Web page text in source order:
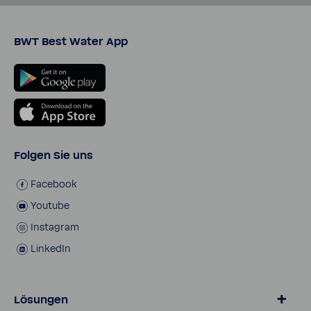
BWT Best Water App
Folgen Sie uns
Face­book
Youtube
Insta­gram
LinkedIn
Lösungen